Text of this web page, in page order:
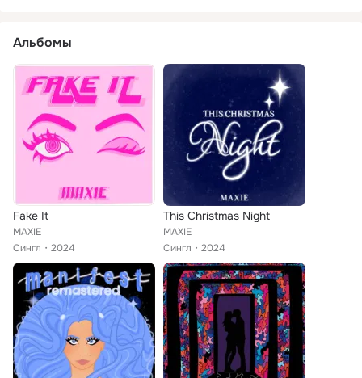
Альбомы
Fake It
MAXIE
Сингл
2024
This Christmas Night
MAXIE
Сингл
2024